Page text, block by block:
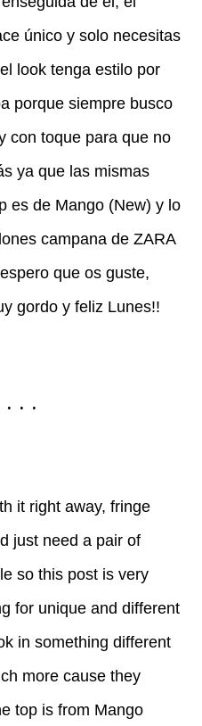
único y solo necesitas
look tenga estilo por
porque siempre busco
con toque para que no
ya que las mismas
es de Mango (New) y lo
campana de ZARA
que os guste,
gordo y feliz Lunes!!
. . .
it right away, fringe
just need a pair of
so this post is very
for unique and different
in something different
more cause they
top is from Mango